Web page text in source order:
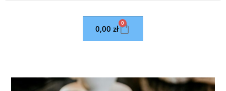
0,00 zł
0